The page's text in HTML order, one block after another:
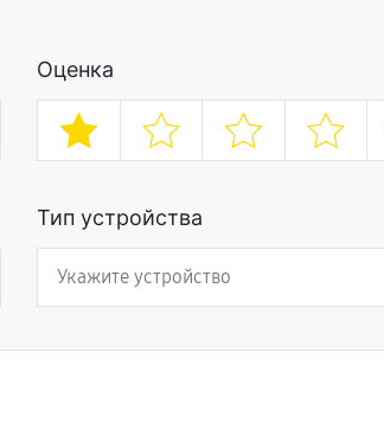
Оценка
Тип устройства